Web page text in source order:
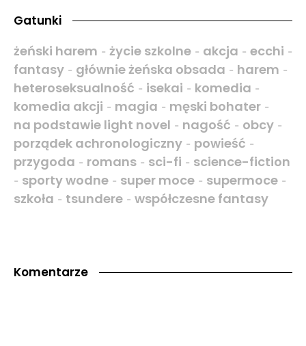
Gatunki
żeński harem - życie szkolne - akcja - ecchi -
fantasy - głównie żeńska obsada - harem -
heteroseksualność - isekai - komedia -
komedia akcji - magia - męski bohater -
na podstawie light novel - nagość - obcy -
porządek achronologiczny - powieść -
przygoda - romans - sci-fi - science-fiction
- sporty wodne - super moce - supermoce -
szkoła - tsundere - współczesne fantasy
Komentarze